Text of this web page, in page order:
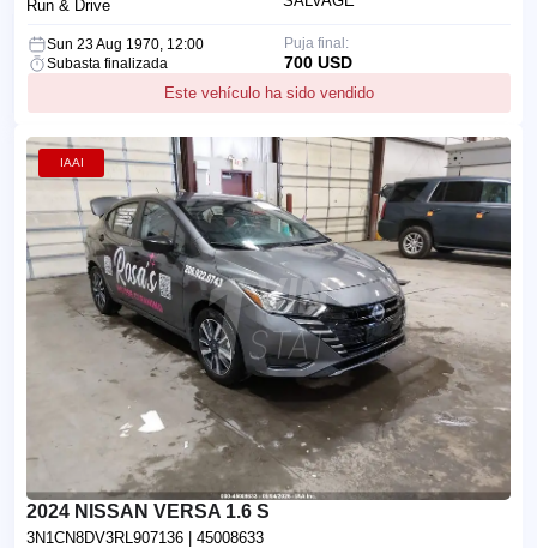
Run & Drive
Sun 23 Aug 1970, 12:00
Subasta finalizada
Este vehículo ha sido vendido
Puja final:
700 USD
IAAI
2024 NISSAN VERSA 1.6 S
3N1CN8DV3RL907136 | 45008633